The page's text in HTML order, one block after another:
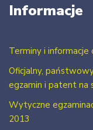
Informacje
Terminy i informacje
Oficjalny,
egzamin i patent na
Wytyczne
2013